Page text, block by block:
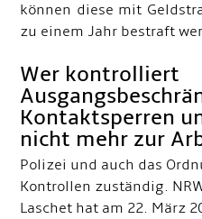
können diese mit
zu einem Jahr bestraft
Wer kontrolliert
Kontaktsperren
nicht mehr zur
Polizei und auch das
Kontrollen zuständig.
Laschet hat am 22. März